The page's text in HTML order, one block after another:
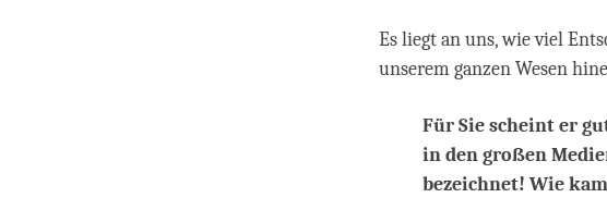
Es liegt an uns, wie viel
unserem ganzen Wesen
Für Sie scheint er
in den großen
bezeichnet! Wie